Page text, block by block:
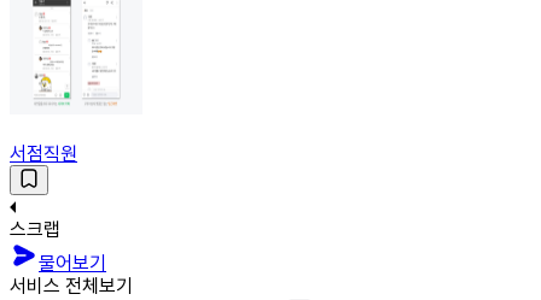
서점직원
스크랩
물어보기
서비스 전체보기